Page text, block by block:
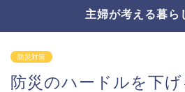
主婦が考える暮ら
防災対策
防災のハードルを下